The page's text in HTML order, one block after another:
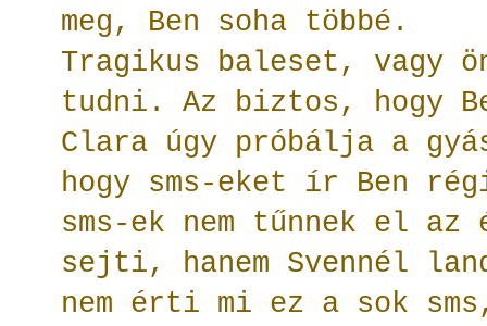
meg, Ben soha többé.
Tragikus baleset, vagy
tudni. Az biztos, hogy
Clara úgy próbálja a
hogy sms-eket ír Ben
sms-ek nem tűnnek el az
sejti, hanem Svennél
nem érti mi ez a sok